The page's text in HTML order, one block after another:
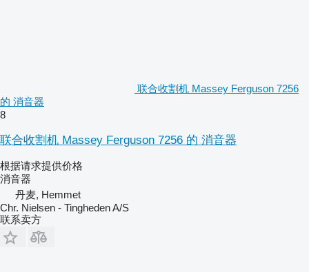
联合收割机 Massey Ferguson 7256
的 消音器
8
联合收割机 Massey Ferguson 7256 的 消音器
根据请求提供价格
消音器
丹麦, Hemmet
Chr. Nielsen - Tingheden A/S
联系卖方